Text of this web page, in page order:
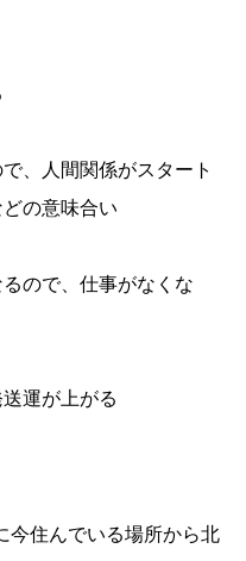
、人間関係がスタート
の意味合い
ので、仕事がなくな
運が上がる
住んでいる場所から北